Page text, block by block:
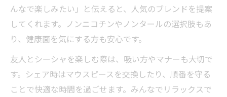
んなで楽しみたい」と伝えると、人気のブレンドを提案
してくれます。ノンニコチンやノンタールの選択肢もあ
り、健康面を気にする方も安心です。
友人とシーシャを楽しむ際は、吸い方やマナーも大切で
す。シェア時はマウスピースを交換したり、順番を守る
ことで快適な時間を過ごせます。みんなでリラックスで